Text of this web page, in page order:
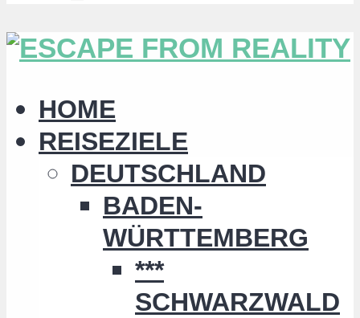
HOME
REISEZIELE
DEUTSCHLAND
BADEN-
WÜRTTEMBERG
***
SCHWARZWALD